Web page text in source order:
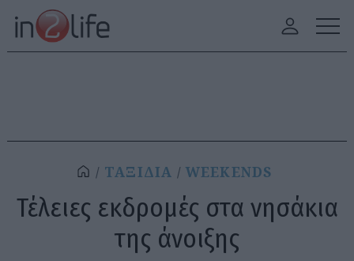
ΤΑΞΙΔΙΑ WEEKENDS
Τέλειες εκδρομές στα νησάκια
της άνοιξης